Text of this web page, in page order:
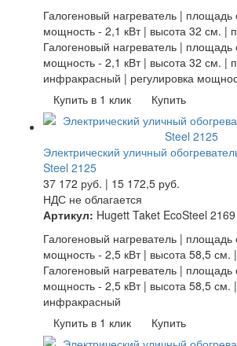
Галогеновый нагреватель |
мощность - 2,1 кВт | высота 32 см. |
Галогеновый нагреватель |
мощность - 2,1 кВт | высота 32 см. |
инфракрасный | регулировка
Купить в 1 клик
Купить
Электрический уличный
Steel 2125
37 172 руб. | 15 172,5 руб.
НДС не облагается
Артикул: Hugett Taket EcoSteel 2169
Галогеновый нагреватель |
мощность - 2,5 кВт | высота 58,5
Галогеновый нагреватель |
мощность - 2,5 кВт | высота 58,5 см.
инфракрасный
Купить в 1 клик
Купить